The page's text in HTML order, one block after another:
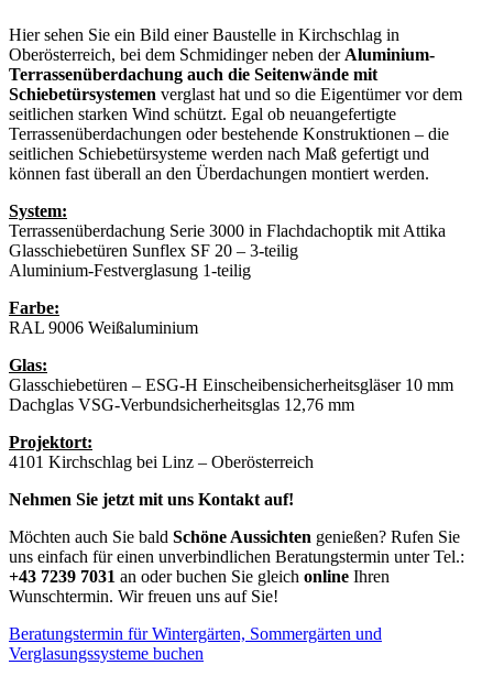
Hier sehen Sie ein Bild einer Baustelle in Kirchschlag in
Oberösterreich, bei dem Schmidinger neben der Aluminium-
Terrassenüberdachung auch die Seitenwände mit
Schiebetürsystemen verglast hat und so die Eigentümer vor dem
seitlichen starken Wind schützt. Egal ob neuangefertigte
Terrassenüberdachungen oder bestehende Konstruktionen – die
seitlichen Schiebetürsysteme werden nach Maß gefertigt und
können fast überall an den Überdachungen montiert werden.
System:
Terrassenüberdachung Serie 3000 in Flachdachoptik mit Attika
Glasschiebetüren Sunflex SF 20 – 3-teilig
Aluminium-Festverglasung 1-teilig
Farbe:
RAL 9006 Weißaluminium
Glas:
Glasschiebetüren – ESG-H Einscheibensicherheitsgläser 10 mm
Dachglas VSG-Verbundsicherheitsglas 12,76 mm
Projektort:
4101 Kirchschlag bei Linz – Oberösterreich
Nehmen Sie jetzt mit uns Kontakt auf!
Möchten auch Sie bald Schöne Aussichten genießen? Rufen Sie
uns einfach für einen unverbindlichen Beratungstermin unter Tel.:
+43 7239 7031 an oder buchen Sie gleich online Ihren
Wunschtermin. Wir freuen uns auf Sie!
Beratungstermin für Wintergärten, Sommergärten und
Verglasungssysteme buchen